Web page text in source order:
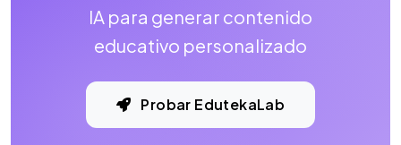
IA para generar contenido
educativo personalizado
Probar EdutekaLab